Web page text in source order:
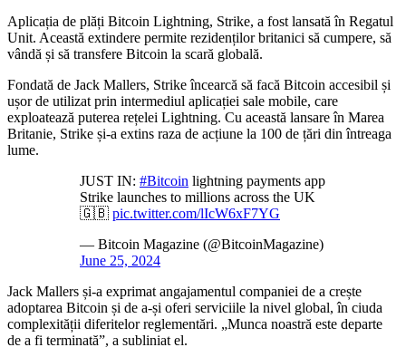
Aplicația de plăți Bitcoin Lightning, Strike, a fost lansată în Regatul
Unit. Această extindere permite rezidenților britanici să cumpere, să
vândă și să transfere Bitcoin la scară globală.
Fondată de Jack Mallers, Strike încearcă să facă Bitcoin accesibil și
ușor de utilizat prin intermediul aplicației sale mobile, care
exploatează puterea rețelei Lightning. Cu această lansare în Marea
Britanie, Strike și-a extins raza de acțiune la 100 de țări din întreaga
lume.
JUST IN: #Bitcoin lightning payments app
Strike launches to millions across the UK
🇬🇧 pic.twitter.com/lIcW6xF7YG
— Bitcoin Magazine (@BitcoinMagazine)
June 25, 2024
Jack Mallers și-a exprimat angajamentul companiei de a crește
adoptarea Bitcoin și de a-și oferi serviciile la nivel global, în ciuda
complexității diferitelor reglementări. „Munca noastră este departe
de a fi terminată”, a subliniat el.